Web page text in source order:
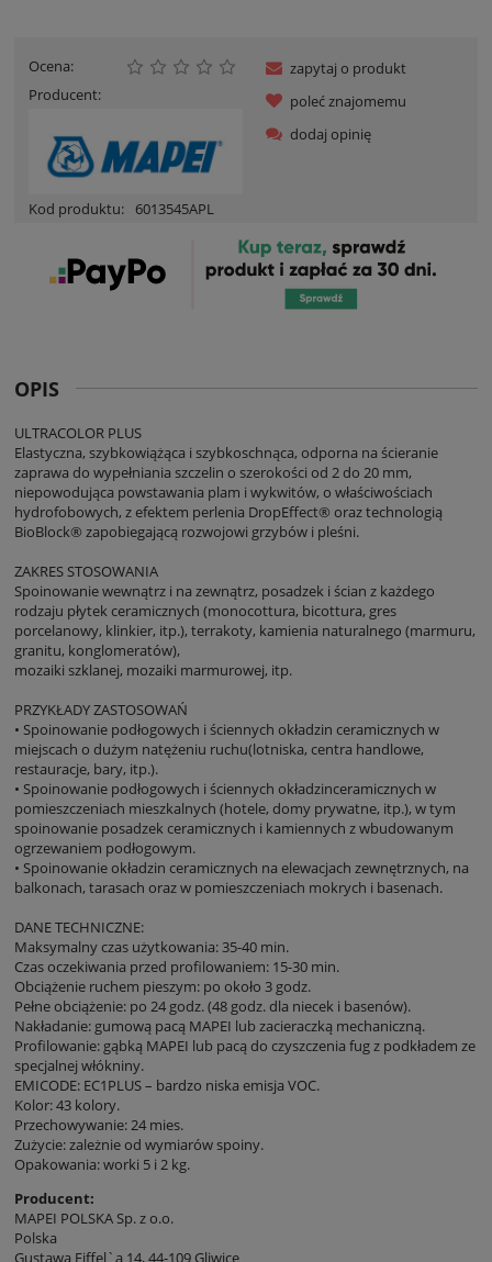
Ocena:
Producent:
Kod produktu: 6013545APL
zapytaj o produkt
poleć znajomemu
dodaj opinię
OPIS
ULTRACOLOR PLUS
Elastyczna, szybkowiążąca i szybkoschnąca, odporna na ścieranie
zaprawa do wypełniania szczelin o szerokości od 2 do 20 mm,
niepowodująca powstawania plam i wykwitów, o właściwościach
hydrofobowych, z efektem perlenia DropEffect® oraz technologią
BioBlock® zapobiegającą rozwojowi grzybów i pleśni.
ZAKRES STOSOWANIA
Spoinowanie wewnątrz i na zewnątrz, posadzek i ścian z każdego
rodzaju płytek ceramicznych (monocottura, bicottura, gres
porcelanowy, klinkier, itp.), terrakoty, kamienia naturalnego (marmuru,
granitu, konglomeratów),
mozaiki szklanej, mozaiki marmurowej, itp.
PRZYKŁADY ZASTOSOWAŃ
• Spoinowanie podłogowych i ściennych okładzin ceramicznych w
miejscach o dużym natężeniu ruchu(lotniska, centra handlowe,
restauracje, bary, itp.).
• Spoinowanie podłogowych i ściennych okładzinceramicznych w
pomieszczeniach mieszkalnych (hotele, domy prywatne, itp.), w tym
spoinowanie posadzek ceramicznych i kamiennych z wbudowanym
ogrzewaniem podłogowym.
• Spoinowanie okładzin ceramicznych na elewacjach zewnętrznych, na
balkonach, tarasach oraz w pomieszczeniach mokrych i basenach.
DANE TECHNICZNE:
Maksymalny czas użytkowania: 35-40 min.
Czas oczekiwania przed profilowaniem: 15-30 min.
Obciążenie ruchem pieszym: po około 3 godz.
Pełne obciążenie: po 24 godz. (48 godz. dla niecek i basenów).
Nakładanie: gumową pacą MAPEI lub zacieraczką mechaniczną.
Profilowanie: gąbką MAPEI lub pacą do czyszczenia fug z podkładem ze
specjalnej włókniny.
EMICODE: EC1PLUS – bardzo niska emisja VOC.
Kolor: 43 kolory.
Przechowywanie: 24 mies.
Zużycie: zależnie od wymiarów spoiny.
Opakowania: worki 5 i 2 kg.
Producent:
MAPEI POLSKA Sp. z o.o.
Polska
Gustawa Eiffel`a 14, 44-109 Gliwice